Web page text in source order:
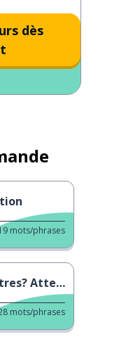
dès
mots/phrases
Attention!
mots/phrases